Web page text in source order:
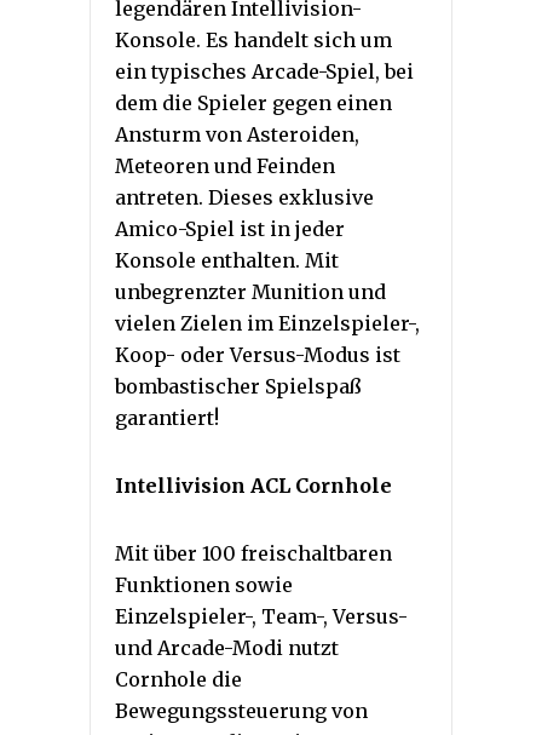
legendären Intellivision-
Konsole. Es handelt sich um
ein typisches Arcade-Spiel, bei
dem die Spieler gegen einen
Ansturm von Asteroiden,
Meteoren und Feinden
antreten. Dieses exklusive
Amico-Spiel ist in jeder
Konsole enthalten. Mit
unbegrenzter Munition und
vielen Zielen im Einzelspieler-,
Koop- oder Versus-Modus ist
bombastischer Spielspaß
garantiert!
Intellivision ACL Cornhole
Mit über 100 freischaltbaren
Funktionen sowie
Einzelspieler-, Team-, Versus-
und Arcade-Modi nutzt
Cornhole die
Bewegungssteuerung von